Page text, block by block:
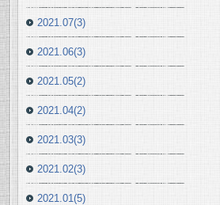
2021.07(3)
2021.06(3)
2021.05(2)
2021.04(2)
2021.03(3)
2021.02(3)
2021.01(5)